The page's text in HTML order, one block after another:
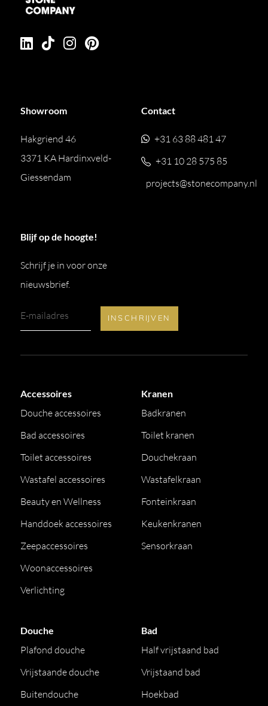
Showroom
Hakgriend 46
3371 KA Hardinxveld-
Giessendam
Contact
+31 63 88 481 47
+31 10 28 575 85
projects@stonecompany.nl
Blijf op de hoogte!
Schrijf je in voor onze
nieuwsbrief.
Accessoires
Douche accessoires
Bad accessoires
Toilet accessoires
Wastafel accessoires
Beauty en Wellness
Handdoek accessoires
Zeepaccessoires
Woonaccessoires
Verlichting
Kranen
Badkranen
Toilet kranen
Douchekraan
Wastafelkraan
Fonteinkraan
Keukenkranen
Sensorkraan
Douche
Plafond douche
Vrijstaande douche
Buitendouche
Bad
Half vrijstaand bad
Vrijstaand bad
Hoekbad